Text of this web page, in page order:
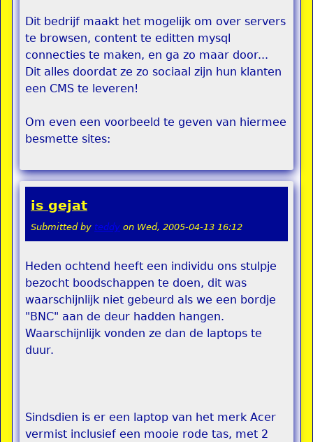
Dit bedrijf maakt het mogelijk om over servers
te browsen, content te editten mysql
connecties te maken, en ga zo maar door...
Dit alles doordat ze zo sociaal zijn hun klanten
een CMS te leveren!
Om even een voorbeeld te geven van hiermee
besmette sites:
is gejat
Submitted by teddy on Wed, 2005-04-13 16:12
Heden ochtend heeft een individu ons stulpje
bezocht boodschappen te doen, dit was
waarschijnlijk niet gebeurd als we een bordje
"BNC" aan de deur hadden hangen.
Waarschijnlijk vonden ze dan de laptops te
duur.
Sindsdien is er een laptop van het merk Acer
vermist inclusief een mooie rode tas, met 2